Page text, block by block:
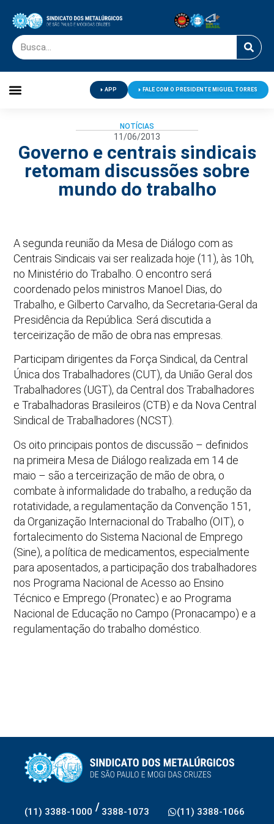
APP FALE COM O PRESIDENTE MIGUEL TORRES
NOTÍCIAS
11/06/2013
Governo e centrais sindicais
retomam discussões sobre
mundo do trabalho
A segunda reunião da Mesa de Diálogo com as
Centrais Sindicais vai ser realizada hoje (11), às 10h,
no Ministério do Trabalho. O encontro será
coordenado pelos ministros Manoel Dias, do
Trabalho, e Gilberto Carvalho, da Secretaria-Geral da
Presidência da República. Será discutida a
terceirização de mão de obra nas empresas.
Participam dirigentes da Força Sindical, da Central
Única dos Trabalhadores (CUT), da União Geral dos
Trabalhadores (UGT), da Central dos Trabalhadores
e Trabalhadoras Brasileiros (CTB) e da Nova Central
Sindical de Trabalhadores (NCST).
Os oito principais pontos de discussão – definidos
na primeira Mesa de Diálogo realizada em 14 de
maio – são a terceirização de mão de obra, o
combate à informalidade do trabalho, a redução da
rotatividade, a regulamentação da Convenção 151,
da Organização Internacional do Trabalho (OIT), o
fortalecimento do Sistema Nacional de Emprego
(Sine), a política de medicamentos, especialmente
para aposentados, a participação dos trabalhadores
nos Programa Nacional de Acesso ao Ensino
Técnico e Emprego (Pronatec) e ao Programa
Nacional de Educação no Campo (Pronacampo) e a
regulamentação do trabalho doméstico.
(11) 3388-1000 / 3388-1073 (11) 3388-1066